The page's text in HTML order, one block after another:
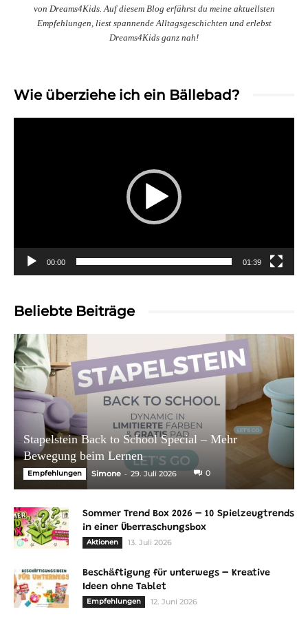
von Dreams4Kids. Auf diesem Blog erfährst du meine aktuellsten
Empfehlungen, liest spannende Alltagsgeschichten und erlebst
Dreams4Kids ganz nah!
Wie überziehe ich ein Bällebad?
00:00 01:39
Beliebte Beiträge
Stapelstein Back to School Special – Mehr
Bewegung beim Lernen
Empfehlungen Simone - 29. Juli 2026 0
Sommer Trend Box 2026 – 10 Spielzeugtrends
in einer Überraschungsbox
Aktionen 13. Juli 2026
Beschäftigung für unterwegs – Kreative
Ideen ohne Tablet
Empfehlungen 12. Juni 2026